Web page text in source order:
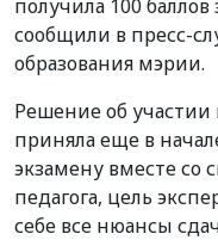
получила 100
сообщили в пресс-
образования мэрии.
Решение об участии
приняла еще в
экзамену вместе со
педагога, цель
себе все нюансы